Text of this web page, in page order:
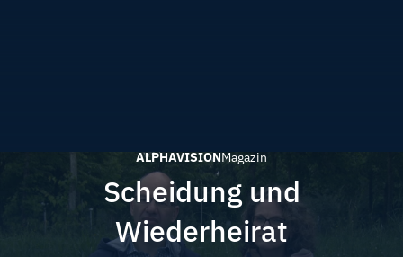
ALPHAVISIONMagazin
Scheidung und
Wiederheirat